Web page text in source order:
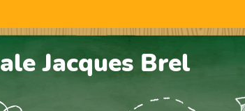
Jacques Brel